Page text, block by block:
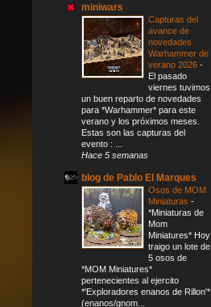
miniwars
Capturas del
avance de
novedades
Warhammer de
verano 2026 -
El pasado
viernes tuvimos
un buen reparto de novedades
para *Warhammer* para este
verano y los próximos meses.
Estas son las capturas del
evento : ...
Hace 5 semanas
blog de Pablo El Marques
Osos de MOM
Miniaturas -
*Miniaturas de
Mom
Miniatures* Hoy
traigo un lote de
5 osos de
*MOM Miniatures*
pertenecientes al ejercito
*'Exploradores enanos de Rillon'*
(enanos/gnom...